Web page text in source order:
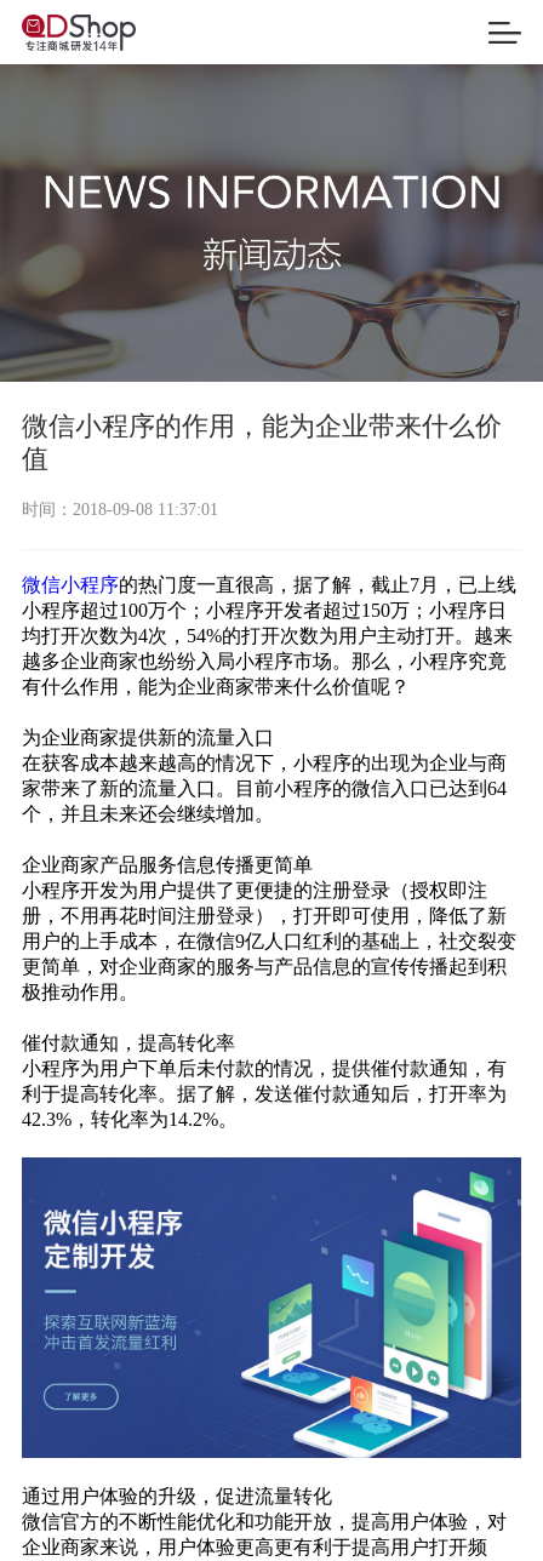
微信小程序的作用，能为企业带来什么价
值
时间： 2018-09-08 11:37:01
微信小程序的热门度一直很高，据了解，截止7月，已上线
小程序超过100万个；小程序开发者超过150万；小程序日
均打开次数为4次，54%的打开次数为用户主动打开。越来
越多企业商家也纷纷入局小程序市场。那么，小程序究竟
有什么作用，能为企业商家带来什么价值呢？
为企业商家提供新的流量入口
在获客成本越来越高的情况下，小程序的出现为企业与商
家带来了新的流量入口。目前小程序的微信入口已达到64
个，并且未来还会继续增加。
企业商家产品服务信息传播更简单
小程序开发为用户提供了更便捷的注册登录（授权即注
册，不用再花时间注册登录），打开即可使用，降低了新
用户的上手成本，在微信9亿人口红利的基础上，社交裂变
更简单，对企业商家的服务与产品信息的宣传传播起到积
极推动作用。
催付款通知，提高转化率
小程序为用户下单后未付款的情况，提供催付款通知，有
利于提高转化率。据了解，发送催付款通知后，打开率为
42.3%，转化率为14.2%。
通过用户体验的升级，促进流量转化
微信官方的不断性能优化和功能开放，提高用户体验，对
企业商家来说，用户体验更高更有利于提高用户打开频